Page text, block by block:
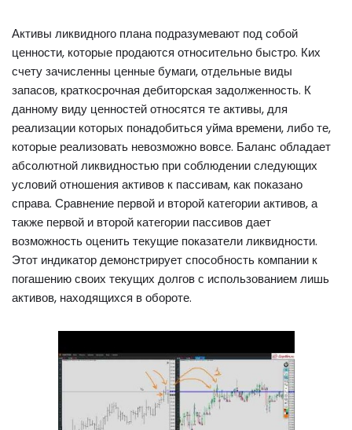
Активы ликвидного плана подразумевают под собой
ценности, которые продаются относительно быстро. Ких
счету зачисленны ценные бумаги, отдельные виды
запасов, краткосрочная дебиторская задолженность. К
данному виду ценностей относятся те активы, для
реализации которых понадобиться уйма времени, либо те,
которые реализовать невозможно вовсе. Баланс обладает
абсолютной ликвидностью при соблюдении следующих
условий отношения активов к пассивам, как показано
справа. Сравнение первой и второй категории активов, а
также первой и второй категории пассивов дает
возможность оценить текущие показатели ликвидности.
Этот индикатор демонстрирует способность компании к
погашению своих текущих долгов с использованием лишь
активов, находящихся в обороте.